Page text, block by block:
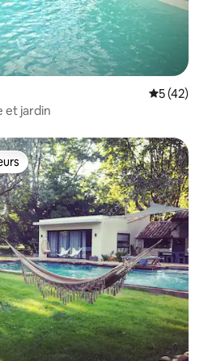
5 (42)
et jardin
les plus appréciés